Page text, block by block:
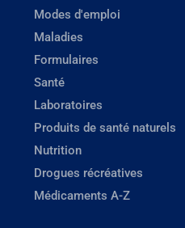
Modes d'emploi
Maladies
Formulaires
Santé
Laboratoires
Produits de santé naturels
Nutrition
Drogues récréatives
Médicaments A-Z